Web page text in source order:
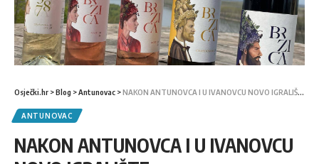
Osječki.hr >Blog >Antunovac >NAKON ANTUNOVCA I U IVANOVCU NOVO IGRALIŠTE
ANTUNOVAC
NAKON ANTUNOVCA I U IVANOVCU